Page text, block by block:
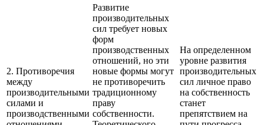
2. Противоречия
между
производительными
силами и
производственными
Развитие
производительных
сил требует новых
форм
производственных
отношений, но эти
новые формы могут
не противоречить
традиционному
праву
собственности.
На определенном
уровне развития
производительных
сил личное право
на собственность
станет
препятствием на